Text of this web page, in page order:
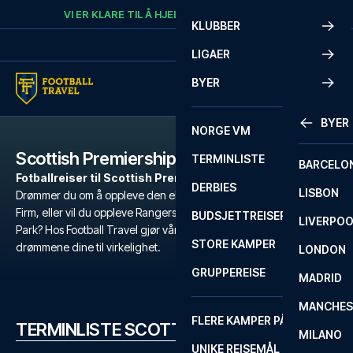
Skip to contentVI ER KLARE TIL Å HJELPE
KLUBBER
LIGAER
BYER
BYER
LISBON
LONDON
MADRID
MILANO
NORGE VM
TERMINLISTE
DERBIES
BUDSJETTREISER
STORE KAMPER
GRUPPEREISE
FLERE KAMPER PÅ ÉN REISE
UNIKE REISEMÅL
Scottish Premiership
Fotballreiser til Scottish Premiership
Drømmer du om å oppleve den elektriske atmosfæren i et Old
Firm, eller vil du oppleve Rangers på Ibrox, eller Celtic på Celtic
Park? Hos Football Travel gjør våre skreddersydde fotballreiser
drømmene dine til virkelighet.
TERMINLISTE SCOTTISH PREMIERSHIP